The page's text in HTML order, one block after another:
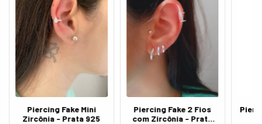
Piercing Fake Mini
Zircônia - Prata 925
Piercing Fake 2 Fios
com Zircônia - Prata